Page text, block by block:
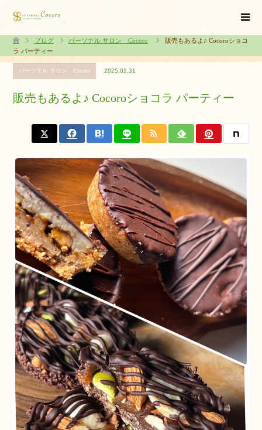
ブログ パーソナル サロン Cocoro
販売もあるよ♪ Cocoroショコ
ラ パーティー
パーソナル サロン Cocoro 2025.01.31
販売もあるよ♪ Cocoroショコラ パーティー